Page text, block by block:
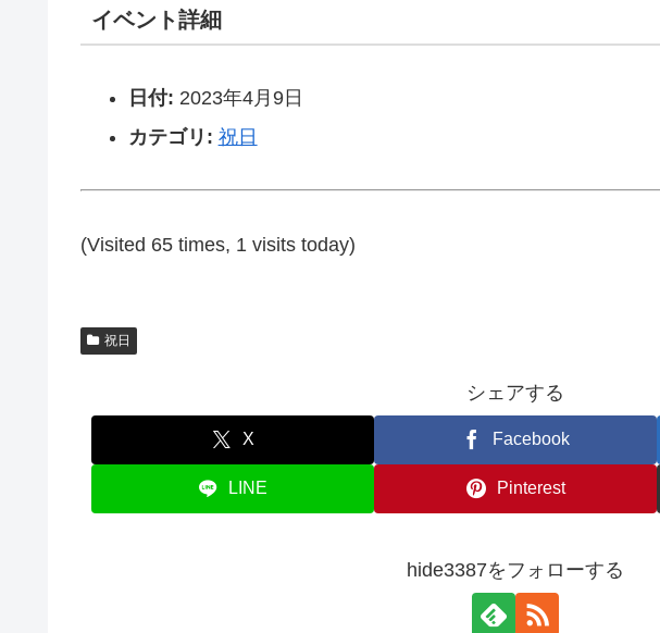
イベント詳細
日付: 2023年4月9日
カテゴリ: 祝日
(Visited 65 times, 1 visits today)
祝日
シェアする
X Facebook
LINE Pinterest
hide3387をフォローする